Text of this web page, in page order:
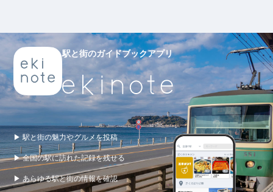
駅と街のガイドブックアプリ
▶ 駅と街の魅力やグルメを投稿
▶ 全国の駅に訪れた記録を残せる
▶ あらゆる駅と街の情報を確認